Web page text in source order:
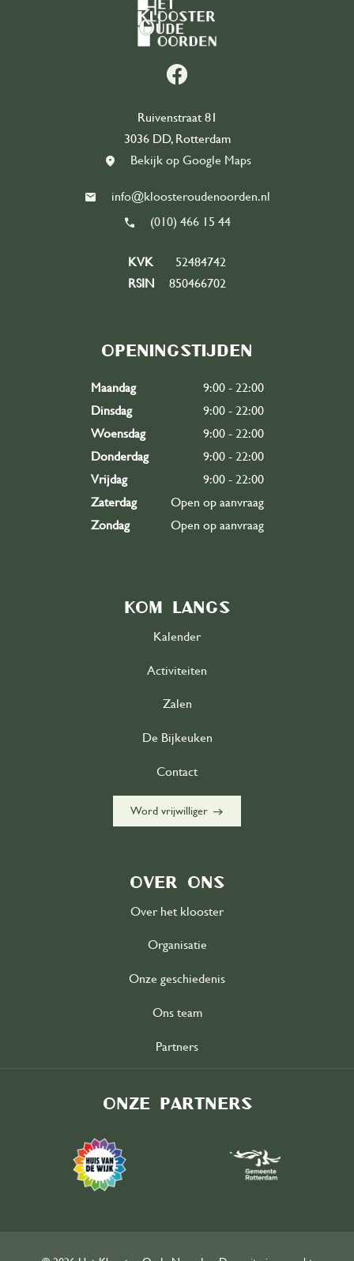
Contact
Word vrijwilliger
Ruivenstraat 81
3036 DD, Rotterdam
Bekijk op Google Maps
info@kloosteroudenoorden.nl
(010) 466 15 44
KVK
52484742
RSIN
850466702
Openingstijden
Maandag
9:00 - 22:00
Dinsdag
9:00 - 22:00
Woensdag
9:00 - 22:00
Donderdag
9:00 - 22:00
Vrijdag
9:00 - 22:00
Zaterdag
Open op aanvraag
Zondag
Open op aanvraag
Kom langs
Kalender
Activiteiten
Zalen
De Bijkeuken
Contact
Word vrijwilliger east
Over ons
Over het klooster
Organisatie
Onze geschiedenis
Ons team
Partners
Onze partners